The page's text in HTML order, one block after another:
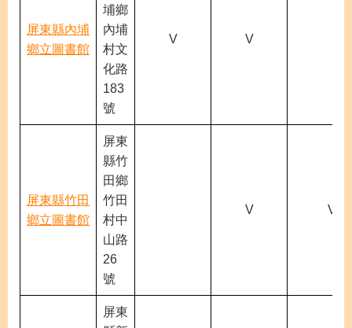
屏東縣內埔
鄉立圖書館
埔鄉
內埔
村文
化路
183
號
V V
屏東縣竹田
鄉立圖書館
屏東
縣竹
田鄉
竹田
村中
山路
26
號
V V
屏東